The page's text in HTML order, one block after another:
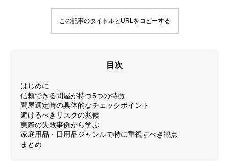
この記事のタイトルとURLをコピーする
目次
はじめに
信頼できる問屋が持つ5つの特徴
問屋選定時の具体的なチェックポイント
避けるべきリスクの兆候
実際の失敗事例から学ぶ
家庭用品・日用品ジャンルで特に重視すべき観点
まとめ